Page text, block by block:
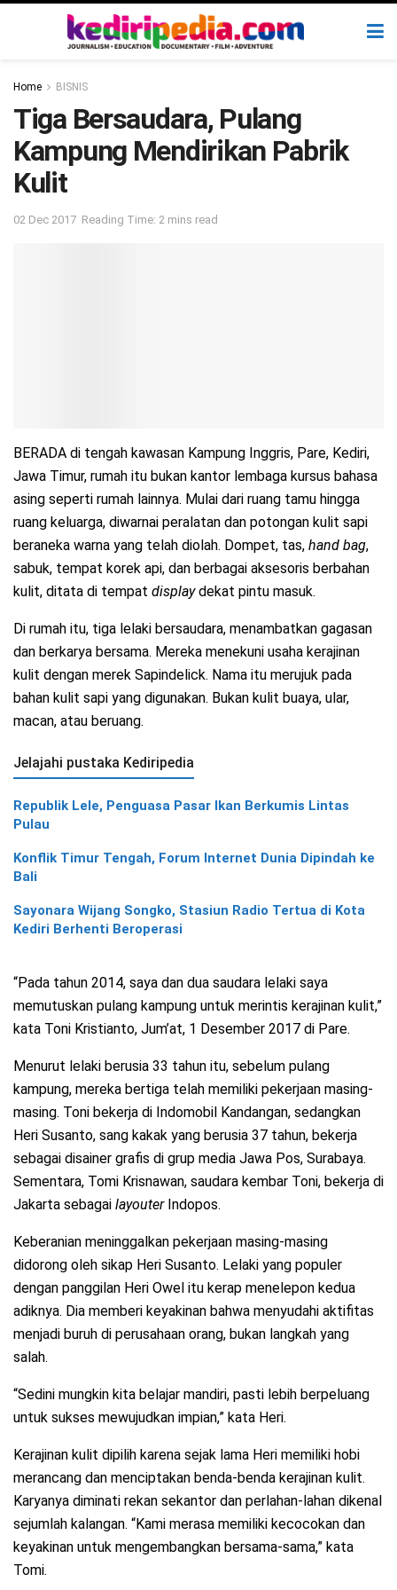
Home BISNIS
Tiga Bersaudara, Pulang
Kampung Mendirikan Pabrik
Kulit
02 Dec 2017 Reading Time: 2 mins read
BERADA di tengah kawasan Kampung Inggris, Pare, Kediri,
Jawa Timur, rumah itu bukan kantor lembaga kursus bahasa
asing seperti rumah lainnya. Mulai dari ruang tamu hingga
ruang keluarga, diwarnai peralatan dan potongan kulit sapi
beraneka warna yang telah diolah. Dompet, tas, hand bag,
sabuk, tempat korek api, dan berbagai aksesoris berbahan
kulit, ditata di tempat displaydekat pintu masuk.
Di rumah itu, tiga lelaki bersaudara, menambatkan gagasan
dan berkarya bersama. Mereka menekuni usaha kerajinan
kulit dengan merek Sapindelick. Nama itu merujuk pada
bahan kulit sapi yang digunakan. Bukan kulit buaya, ular,
macan, atau beruang.
Jelajahi pustaka Kediripedia
Republik Lele, Penguasa Pasar Ikan Berkumis Lintas
Pulau
Konflik Timur Tengah, Forum Internet Dunia Dipindah ke
Bali
Sayonara Wijang Songko, Stasiun Radio Tertua di Kota
Kediri Berhenti Beroperasi
“Pada tahun 2014, saya dan dua saudara lelaki saya
memutuskan pulang kampung untuk merintis kerajinan kulit,”
kata Toni Kristianto, Jum’at, 1 Desember 2017 di Pare.
Menurut lelaki berusia 33 tahun itu, sebelum pulang
kampung, mereka bertiga telah memiliki pekerjaan masing-
masing. Toni bekerja di Indomobil Kandangan, sedangkan
Heri Susanto, sang kakak yang berusia 37 tahun, bekerja
sebagai disainer grafis di grup media Jawa Pos, Surabaya.
Sementara, Tomi Krisnawan, saudara kembar Toni, bekerja di
Jakarta sebagai layouterIndopos.
Keberanian meninggalkan pekerjaan masing-masing
didorong oleh sikap Heri Susanto. Lelaki yang populer
dengan panggilan Heri Owel itu kerap menelepon kedua
adiknya. Dia memberi keyakinan bahwa menyudahi aktifitas
menjadi buruh di perusahaan orang, bukan langkah yang
salah.
“Sedini mungkin kita belajar mandiri, pasti lebih berpeluang
untuk sukses mewujudkan impian,” kata Heri.
Kerajinan kulit dipilih karena sejak lama Heri memiliki hobi
merancang dan menciptakan benda-benda kerajinan kulit.
Karyanya diminati rekan sekantor dan perlahan-lahan dikenal
sejumlah kalangan. “Kami merasa memiliki kecocokan dan
keyakinan untuk mengembangkan bersama-sama,” kata
Tomi.